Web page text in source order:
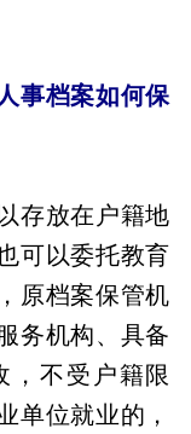
档案如何保
存放在户籍地
可以委托教育
，原档案保管机
务机构、具备
，不受户籍限
单位就业的，